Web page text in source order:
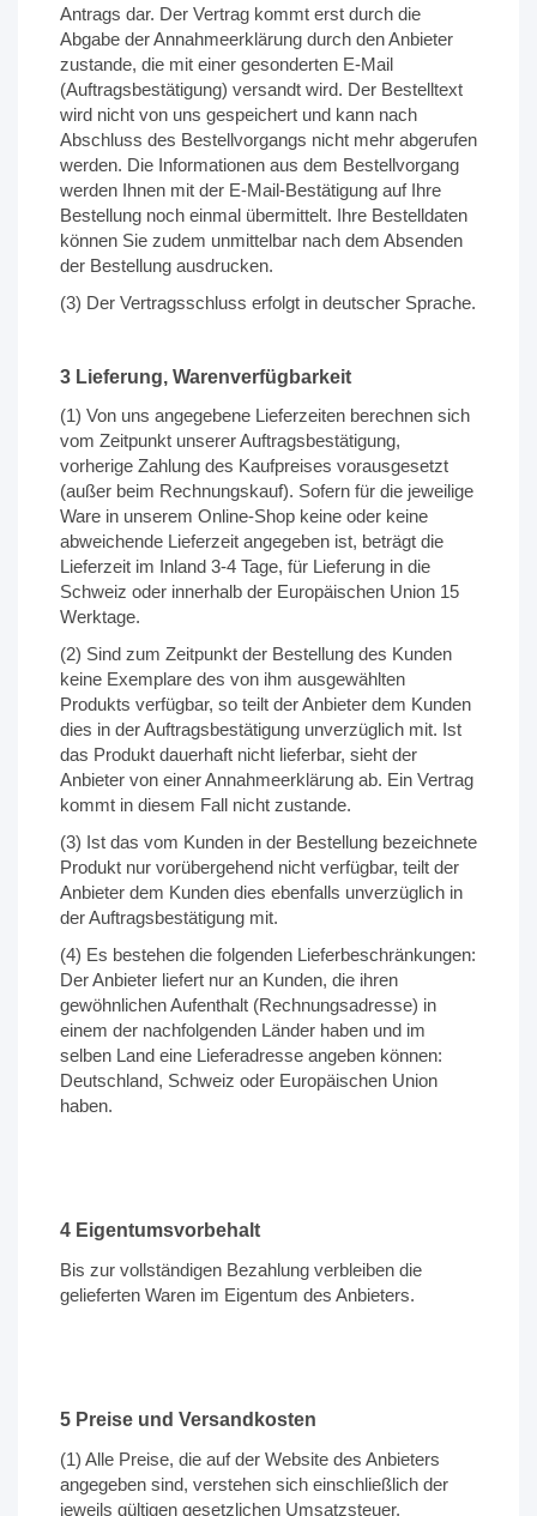
Antrags dar. Der Vertrag kommt erst durch die
Abgabe der Annahmeerklärung durch den Anbieter
zustande, die mit einer gesonderten E-Mail
(Auftragsbestätigung) versandt wird. Der Bestelltext
wird nicht von uns gespeichert und kann nach
Abschluss des Bestellvorgangs nicht mehr abgerufen
werden. Die Informationen aus dem Bestellvorgang
werden Ihnen mit der E-Mail-Bestätigung auf Ihre
Bestellung noch einmal übermittelt. Ihre Bestelldaten
können Sie zudem unmittelbar nach dem Absenden
der Bestellung ausdrucken.
(3) Der Vertragsschluss erfolgt in deutscher Sprache.
3 Lieferung, Warenverfügbarkeit
(1) Von uns angegebene Lieferzeiten berechnen sich
vom Zeitpunkt unserer Auftragsbestätigung,
vorherige Zahlung des Kaufpreises vorausgesetzt
(außer beim Rechnungskauf). Sofern für die jeweilige
Ware in unserem Online-Shop keine oder keine
abweichende Lieferzeit angegeben ist, beträgt die
Lieferzeit im Inland 3-4 Tage, für Lieferung in die
Schweiz oder innerhalb der Europäischen Union 15
Werktage.
(2) Sind zum Zeitpunkt der Bestellung des Kunden
keine Exemplare des von ihm ausgewählten
Produkts verfügbar, so teilt der Anbieter dem Kunden
dies in der Auftragsbestätigung unverzüglich mit. Ist
das Produkt dauerhaft nicht lieferbar, sieht der
Anbieter von einer Annahmeerklärung ab. Ein Vertrag
kommt in diesem Fall nicht zustande.
(3) Ist das vom Kunden in der Bestellung bezeichnete
Produkt nur vorübergehend nicht verfügbar, teilt der
Anbieter dem Kunden dies ebenfalls unverzüglich in
der Auftragsbestätigung mit.
(4) Es bestehen die folgenden Lieferbeschränkungen:
Der Anbieter liefert nur an Kunden, die ihren
gewöhnlichen Aufenthalt (Rechnungsadresse) in
einem der nachfolgenden Länder haben und im
selben Land eine Lieferadresse angeben können:
Deutschland, Schweiz oder Europäischen Union
haben.
4 Eigentumsvorbehalt
Bis zur vollständigen Bezahlung verbleiben die
gelieferten Waren im Eigentum des Anbieters.
5 Preise und Versandkosten
(1) Alle Preise, die auf der Website des Anbieters
angegeben sind, verstehen sich einschließlich der
jeweils gültigen gesetzlichen Umsatzsteuer.